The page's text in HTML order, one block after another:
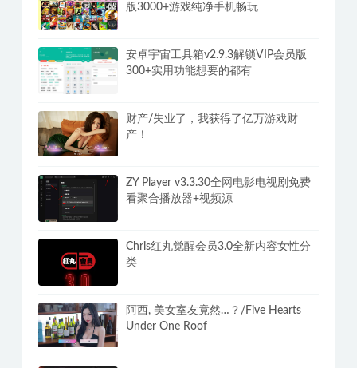
版3000+游戏纯净手机畅玩
安卓宇宙工具箱v2.9.3解锁VIP会员版
300+实用功能想要的都有
财产/失业了，我获得了亿万游戏财
产！
ZY Player v3.3.30全网电影电视剧免费
看聚合播放器+视频源
Chris红丸觉醒会员3.0全新内容女性分
类
阿西, 美女室友竟然…？/Five Hearts
Under One Roof